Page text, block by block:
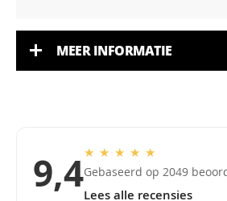
MEER INFORMATIE
9,4★ ★ ★ ★ ★
Gebaseerd op 2049
Lees alle recensies